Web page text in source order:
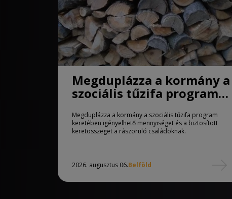
Megduplázza a kormány a
szociális tűzifa program
keretében igényelhető
mennyiséget
Megduplázza a kormány a szociális tűzifa program
keretében igényelhető mennyiséget és a biztosított
keretösszeget a rászoruló családoknak.
2026. augusztus 06.Belföld